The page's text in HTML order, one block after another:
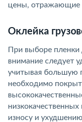
цены, отражающие
Оклейка
При выборе пленки
внимание следует
учитывая большую
необходимо
износу и